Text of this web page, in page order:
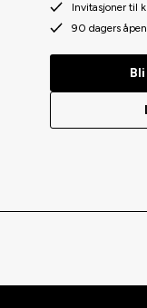
Invitasjoner til
90 dagers